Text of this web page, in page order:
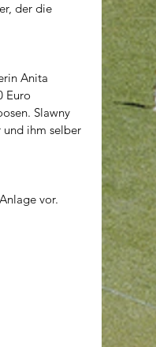
der die
Anita
Euro
Slawny
ihm selber
vor.